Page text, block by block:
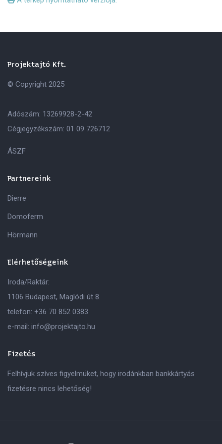
Projektajtó Kft.
© Copyright 2025
Adószám: 13269928-2-42
Cégjegyzékszám: 01 09 726712
ÁSZF
Partnereink
Dierre
Domoferm
Hörmann
Elérhetőségeink
Iroda/Raktár:
1106 Budapest, Maglódi út 8.
telefon: +36 70 852 0383
e-mail: info@projektajto.hu
Fizetés
Felhívjuk szíves figyelmüket, hogy irodánkban bankkártyás
fizetésre nincs lehetőség!